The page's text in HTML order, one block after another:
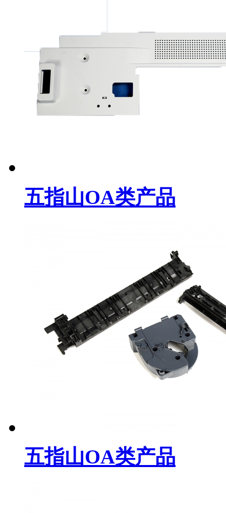
五指山OA类产品
五指山OA类产品